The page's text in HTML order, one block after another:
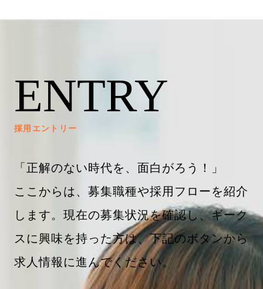
採用エントリー
ENTRY
「正解のない時代を、面白がろう！」
ここからは、募集職種や採用フローを紹介
します。現在の募集状況を確認し、ギーク
スに興味を持った方は、下記のボタンから
求人情報に進んでください。